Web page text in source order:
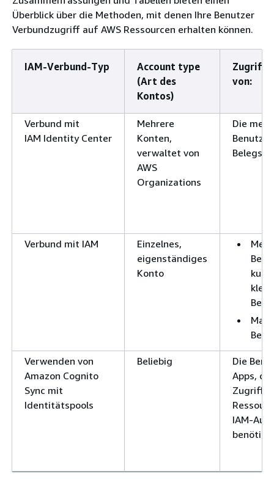
Überblick über die Methoden, mit denen Ihre Benutzer
Verbundzugriff auf AWS Ressourcen erhalten können.
IAM-Verbund-Typ
Account type
(Art des
Kontos)
von:
Verbund mit
IAM Identity Center
Mehrere
Konten,
verwaltet von
AWS
Organizations
Die
Verbund mit IAM
Einzelnes,
eigenständiges
Konto
Verwenden von
Amazon Cognito
Sync mit
Identitätspools
Beliebig
Die
Apps,
Zugriff
IAM-